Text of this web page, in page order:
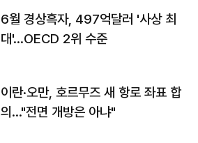
6월 경상흑자, 497억달러 '사상 최
대'…OECD 2위 수준
이란·오만, 호르무즈 새 항로 좌표 합
의…"전면 개방은 아냐"